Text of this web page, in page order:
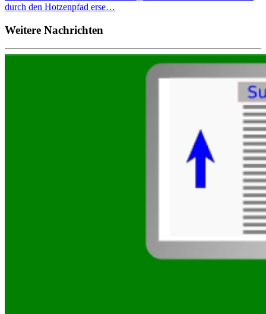
durch den Hotzenpfad erse…
Weitere Nachrichten